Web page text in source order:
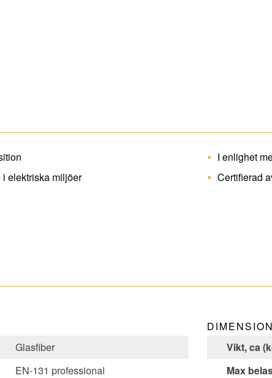
elektriska miljöer
I enlighet
Certifierad
Glasfiber
EN-131 professional
Vikt, ca
Max